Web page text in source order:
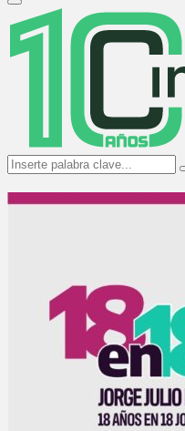
Primary
Menu
Search
for: